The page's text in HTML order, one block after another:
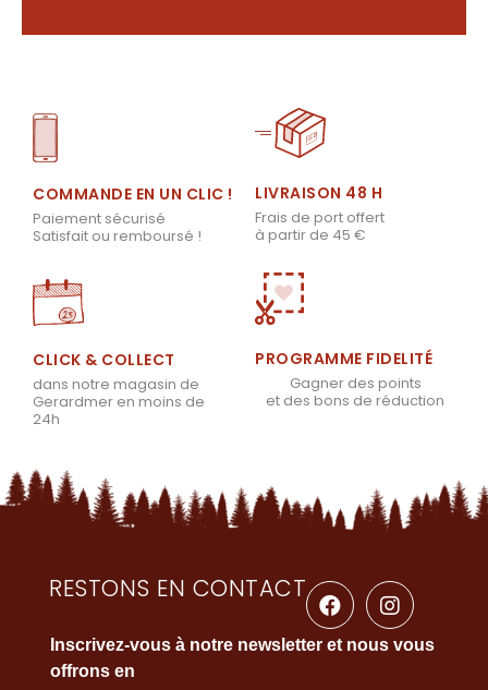
COMMANDE EN UN CLIC !
Paiement sécurisé
Satisfait ou remboursé !
LIVRAISON 48 H
Frais de port offert
à partir de 45 €
CLICK & COLLECT
dans notre magasin de
Gerardmer en moins de
24h
PROGRAMME FIDELITÉ
Gagner des points
et des bons de réduction
RESTONS EN CONTACT
Inscrivez-vous à notre newsletter et nous vous
offrons en